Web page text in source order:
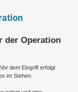
der Operation
dem Eingriff erfolgt
im Stehen.